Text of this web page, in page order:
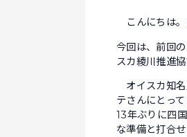
こんにちは。
今回は、前回
スカ綾川推進
オイスカ知名
テさんにとっ
13年ぶりに四
な準備と打合